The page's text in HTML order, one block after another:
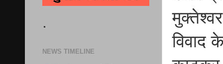
विवाद
.
NEWS TIMELINE